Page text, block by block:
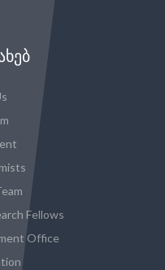
Fellows
Office